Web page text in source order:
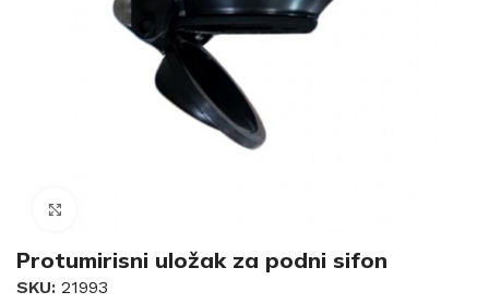
Protumirisni uložak za podni sifon
SKU: 21993